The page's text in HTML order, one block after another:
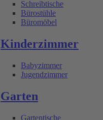
Schreibtische
Bürostühle
Büromöbel
Kinderzimmer
Babyzimmer
Jugendzimmer
Garten
Gartentische